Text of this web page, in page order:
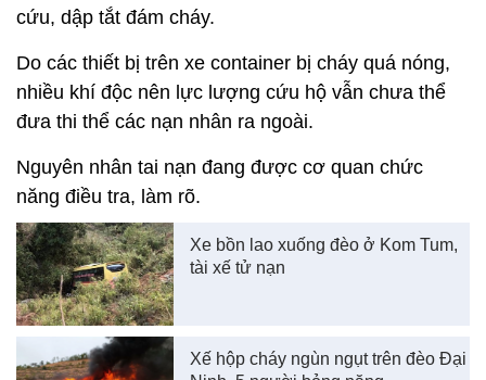
cứu, dập tắt đám cháy.
Do các thiết bị trên xe container bị cháy quá nóng,
nhiều khí độc nên lực lượng cứu hộ vẫn chưa thể
đưa thi thể các nạn nhân ra ngoài.
Nguyên nhân tai nạn đang được cơ quan chức
năng điều tra, làm rõ.
Xe bồn lao xuống đèo ở Kom Tum,
tài xế tử nạn
Xế hộp cháy ngùn ngụt trên đèo Đại